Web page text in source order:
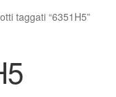
taggati “6351H5”